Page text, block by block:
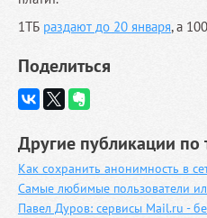
1ТБ раздают до 20 января, а
Поделиться
Другие публикации по
Как сохранить анонимность в
Самые любимые пользователи
Павел Дуров: сервисы Mail.ru -